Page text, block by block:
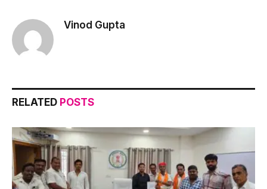
Vinod Gupta
RELATED POSTS